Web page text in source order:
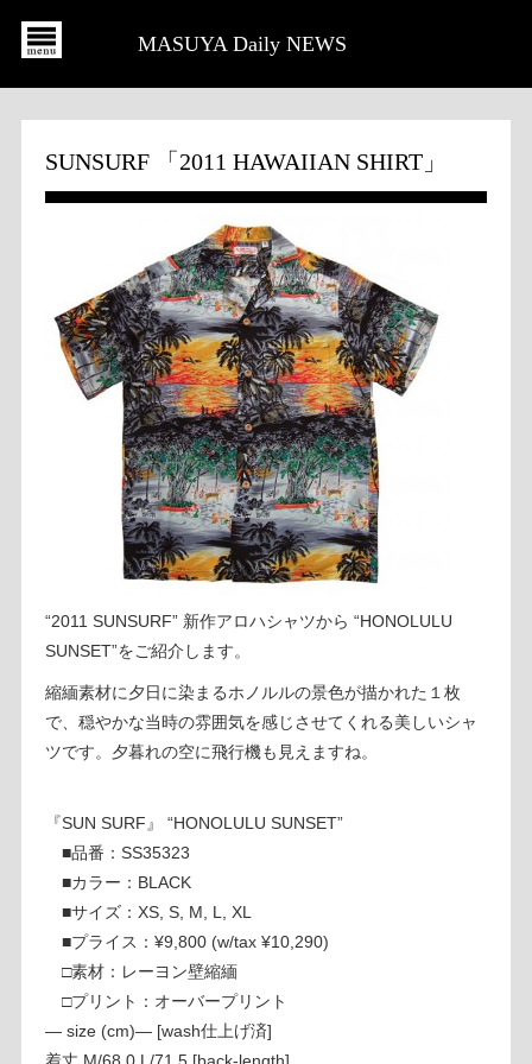
MASUYA Daily NEWS
SUNSURF 「2011 HAWAIIAN SHIRT」
“2011 SUNSURF” 新作アロハシャツから “HONOLULU
SUNSET”をご紹介します。
縮緬素材に夕日に染まるホノルルの景色が描かれた１枚
で、穏やかな当時の雰囲気を感じさせてくれる美しいシャ
ツです。夕暮れの空に飛行機も見えますね。
『SUN SURF』 “HONOLULU SUNSET”
■品番：SS35323
■カラー：BLACK
■サイズ：XS, S, M, L, XL
■プライス：¥9,800 (w/tax ¥10,290)
□素材：レーヨン壁縮緬
□プリント：オーバープリント
— size (cm)— [wash仕上げ済]
着丈 M/68.0 L/71.5 [back-length]